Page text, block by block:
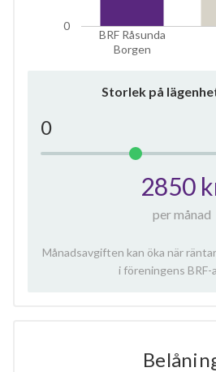
BRF Råsunda
Borgen
0
Storlek på
0
2850
per månad
Månadsavgiften kan öka när
i föreningens BRF-